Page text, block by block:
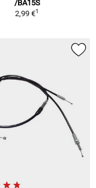
/BA15S
2,99 €1